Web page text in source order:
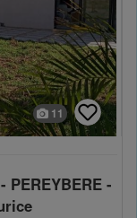
11
PEREYBERE -